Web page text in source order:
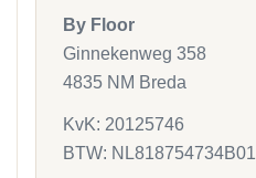
By Floor
Ginnekenweg 358
4835 NM Breda
KvK: 20125746
BTW: NL818754734B01